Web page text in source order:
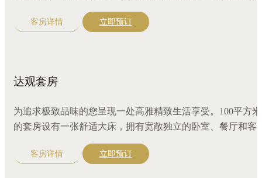
尽享优美景色，令人心旷神怡。配备吧台、三区分离盥洗室
咖啡机，更有全套奢华沐浴精品。宽敞的独立更衣空间，尽
客房详情 立即预订
达观套房
为追求极致品味的您呈现一处高雅精致生活享受。100平方米
的套房设有一张舒适大床，拥有宽敞独立的卧室、餐厅和客
厅，尽享优美景色，令人心旷神怡。配备吧台、三区分离盥
室、咖啡机，更有全套奢华沐浴精品。宽敞的独立更衣空间
客房详情 立即预订